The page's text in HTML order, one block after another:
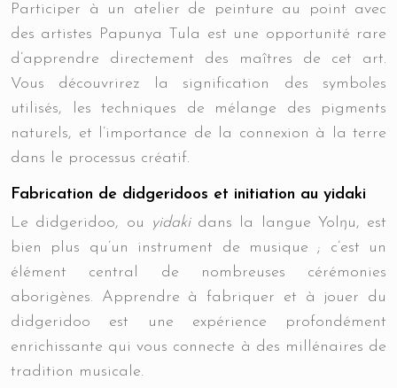
Participer à un atelier de peinture au point avec
des artistes Papunya Tula est une opportunité rare
d’apprendre directement des maîtres de cet art.
Vous découvrirez la signification des symboles
utilisés, les techniques de mélange des pigments
naturels, et l’importance de la connexion à la terre
dans le processus créatif.
Fabrication de didgeridoos et initiation au yidaki
Le didgeridoo, ou
yidaki dans la langue Yolŋu, est
bien plus qu’un instrument de musique ; c’est un
élément central de nombreuses cérémonies
aborigènes. Apprendre à fabriquer et à jouer du
didgeridoo est une expérience profondément
enrichissante qui vous connecte à des millénaires de
tradition musicale.